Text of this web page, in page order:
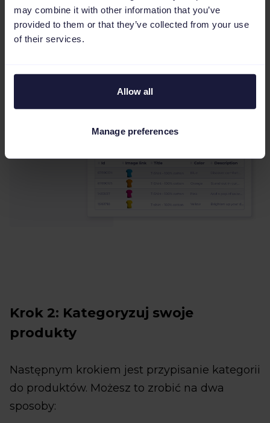
may combine it with other information that you’ve
provided to them or that they’ve collected from your use
of their services.
Allow all
Manage preferences
i aktualizować.
Krok 2: Kategoryzuj swoje
produkty
Następnym krokiem jest przypisanie kategorii
do produktów. Możesz to zrobić na dwa
sposoby: